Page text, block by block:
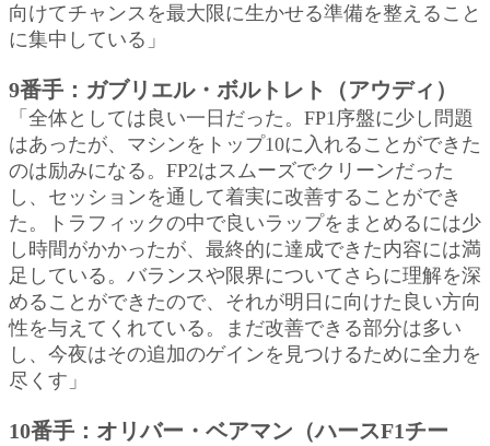
向けてチャンスを最大限に生かせる準備を整えること
に集中している」
9番手：ガブリエル・ボルトレト（アウディ）
「全体としては良い一日だった。FP1序盤に少し問題
はあったが、マシンをトップ10に入れることができた
のは励みになる。FP2はスムーズでクリーンだった
し、セッションを通して着実に改善することができ
た。トラフィックの中で良いラップをまとめるには少
し時間がかかったが、最終的に達成できた内容には満
足している。バランスや限界についてさらに理解を深
めることができたので、それが明日に向けた良い方向
性を与えてくれている。まだ改善できる部分は多い
し、今夜はその追加のゲインを見つけるために全力を
尽くす」
10番手：オリバー・ベアマン（ハースF1チー